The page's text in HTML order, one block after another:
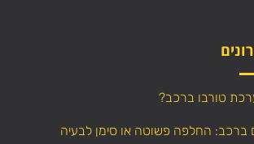
טורבו ברכב?
ברכב: החלפה פשוטה או סימן לבעיה